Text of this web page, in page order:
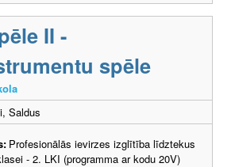
II -
spēle
Saldus
Profesionālās ievirzes izglītība līdztekus
- 2. LKI (programma ar kodu 20V)